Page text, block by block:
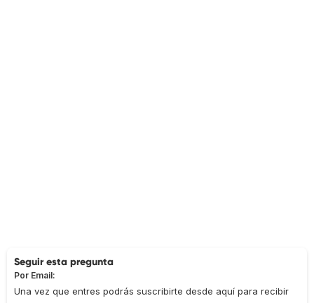
Seguir esta pregunta
Por Email:
Una vez que entres podrás suscribirte desde aquí para recibir